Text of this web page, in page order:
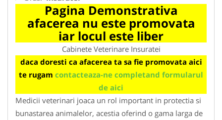
Pagina Demonstrativa
afacerea nu este promovata
iar locul este liber
Cabinete Veterinare Insuratei
daca doresti ca afacerea ta sa fie promovata aici
te rugam contacteaza-ne completand formularul
de aici
Medicii veterinari joaca un rol important in protectia si
bunastarea animalelor, acestia oferind o gama larga de